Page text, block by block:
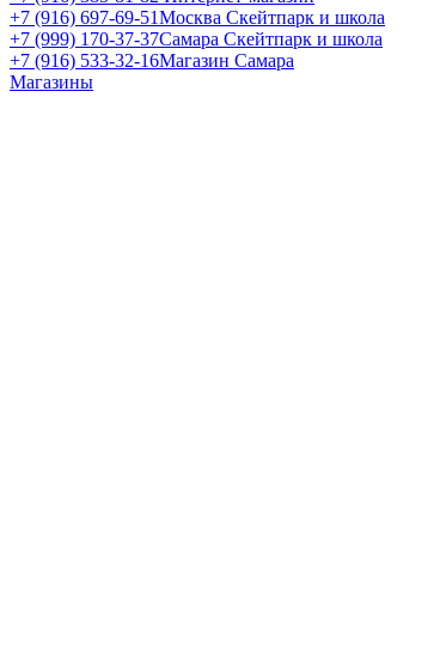
+7 (916) 697-69-51Москва Скейтпарк и школа
+7 (999) 170-37-37Самара Скейтпарк и школа
+7 (916) 533-32-16Магазин Самара
Магазины